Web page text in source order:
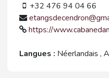
+32 476 94 04 66
https://
Langues : Néerlandais ,